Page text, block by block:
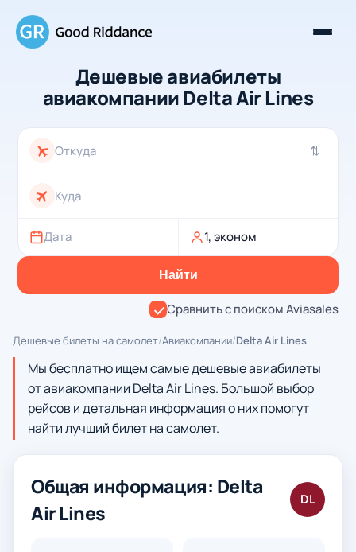
Дешевые авиабилеты
авиакомпании Delta Air Lines
⇄
Дата 1, эконом
Найти
Сравнить с поиском Aviasales
Дешевые билеты на самолет/Авиакомпании/Delta Air Lines
Мы бесплатно ищем самые дешевые авиабилеты
от авиакомпании Delta Air Lines. Большой выбор
рейсов и детальная информация о них помогут
найти лучший билет на самолет.
Общая информация: Delta
Air Lines
DL